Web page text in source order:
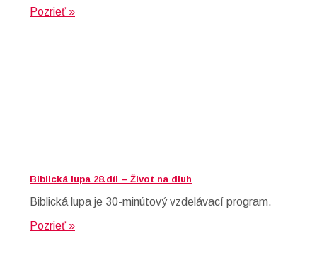
Pozrieť »
Biblická lupa 28.díl – Život na dluh
Biblická lupa je 30-minútový vzdelávací program.
Pozrieť »